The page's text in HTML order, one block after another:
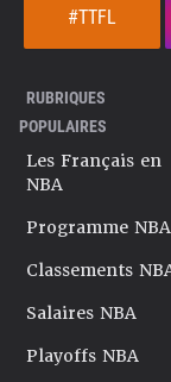
#TTFL
RUBRIQUES
POPULAIRES
Les Français en
NBA
Programme NBA
Classements
Salaires NBA
Playoffs NBA